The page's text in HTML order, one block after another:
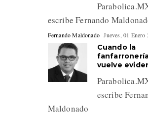
escribe Fernando
Fernando Maldonado Jueves, 01 Enero
Cuando la
vuelve
escribe
Maldonado